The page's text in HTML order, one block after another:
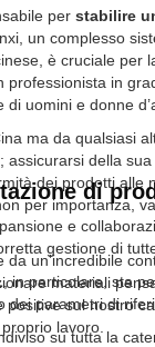
per stabilire
, un complesso
è cruciale per
in
uomini e donne
ma da qualsiasi
assicurarsi della
dei prodotti alle
per importanza,
un’incredibile
materiali
sul nostro
lavoro.
di
e
gestione di
, in particolare, sta
parametri di
su tutta la